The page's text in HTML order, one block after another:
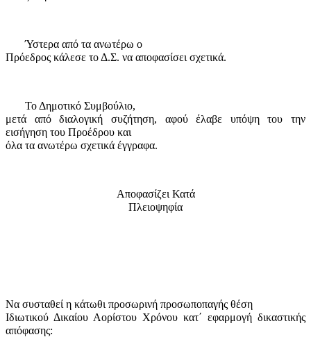
Ύστερα από τα ανωτέρω ο
Πρόεδρος κάλεσε το Δ.Σ. να αποφασίσει σχετικά.
Το Δημοτικό Συμβούλιο,
μετά από διαλογική συζήτηση, αφού έλαβε υπόψη του την
εισήγηση του Προέδρου και
όλα τα ανωτέρω σχετικά έγγραφα.
Αποφασίζει Κατά
Πλειοψηφία
Να συσταθεί η κάτωθι προσωρινή προσωποπαγής θέση
Ιδιωτικού Δικαίου Αορίστου Χρόνου κατ΄ εφαρμογή δικαστικής
απόφασης: